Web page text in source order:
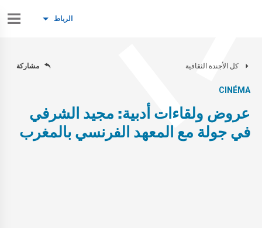
الرباط
كل الأجندة الثقافية مشاركة
CINÉMA
عروض ولقاءات أدبية: مجيد الشرفي
في جولة مع المعهد الفرنسي بالمغرب